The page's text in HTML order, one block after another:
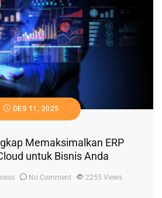
DES 11, 2025
Memaksimalkan ERP
untuk Bisnis Anda
No Comment 2255 Views